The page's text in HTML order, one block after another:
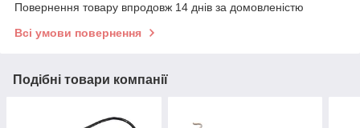
Повернення товару впродовж 14 днів за домовленістю
Всі умови повернення
Подібні товари компанії